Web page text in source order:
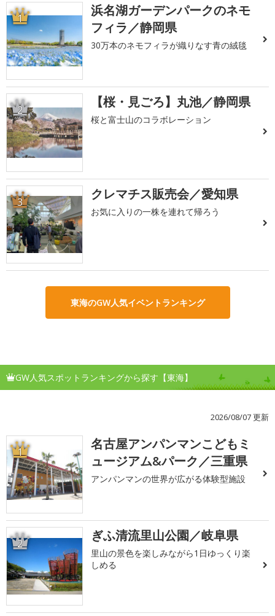
1
浜名湖ガーデンパークのネモ
フィラ／静岡県
30万本のネモフィラが織りなす青の絨毯
2 【桜・見ごろ】丸池／静岡県
桜と富士山のコラボレーション
3 クレマチス販売会／愛知県
お気に入りの一株を連れて帰ろう
東海のGW人気イベントランキング
GW人気スポットランキングから探す【東海】
2026/08/07 更新
1
名古屋アンパンマンこどもミ
ュージアム&パーク／三重県
アンパンマンの世界が広がる体験型施設
2 ぎふ清流里山公園／岐阜県
里山の景色を楽しみながら1日ゆっくり楽
しめる